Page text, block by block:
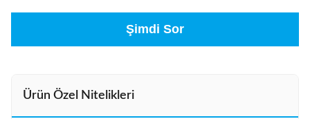
Şimdi Sor
Ürün Özel Nitelikleri